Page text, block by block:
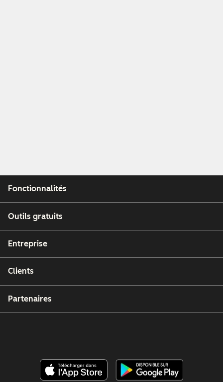
Fonctionnalités
Outils gratuits
Entreprise
Clients
Partenaires